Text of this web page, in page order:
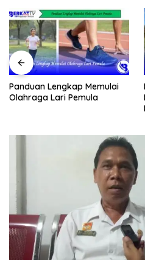
Panduan Lengkap Memulai
Olahraga Lari Pemula